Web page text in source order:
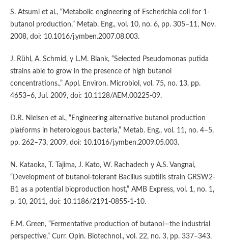
S. Atsumi et al., “Metabolic engineering of Escherichia coli for 1-
butanol production,” Metab. Eng., vol. 10, no. 6, pp. 305–11, Nov.
2008, doi: 10.1016/j.ymben.2007.08.003.
J. Rühl, A. Schmid, y L.M. Blank, “Selected Pseudomonas putida
strains able to grow in the presence of high butanol
concentrations.,” Appl. Environ. Microbiol, vol. 75, no. 13, pp.
4653–6, Jul. 2009, doi: 10.1128/AEM.00225-09.
D.R. Nielsen et al., “Engineering alternative butanol production
platforms in heterologous bacteria,” Metab. Eng., vol. 11, no. 4–5,
pp. 262–73, 2009, doi: 10.1016/j.ymben.2009.05.003.
N. Kataoka, T. Tajima, J. Kato, W. Rachadech y A.S. Vangnai,
“Development of butanol-tolerant Bacillus subtilis strain GRSW2-
B1 as a potential bioproduction host,” AMB Express, vol. 1, no. 1,
p. 10, 2011, doi: 10.1186/2191-0855-1-10.
E.M. Green, “Fermentative production of butanol—the industrial
perspective,” Curr. Opin. Biotechnol., vol. 22, no. 3, pp. 337–343,